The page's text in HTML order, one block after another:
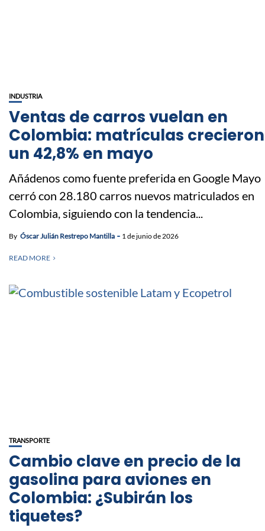
INDUSTRIA
Ventas de carros vuelan en
Colombia: matrículas crecieron
un 42,8% en mayo
Añádenos como fuente preferida en Google Mayo
cerró con 28.180 carros nuevos matriculados en
Colombia, siguiendo con la tendencia...
By Óscar Julián Restrepo Mantilla 1 de junio de 2026
READ MORE
TRANSPORTE
Cambio clave en precio de la
gasolina para aviones en
Colombia: ¿Subirán los
tiquetes?